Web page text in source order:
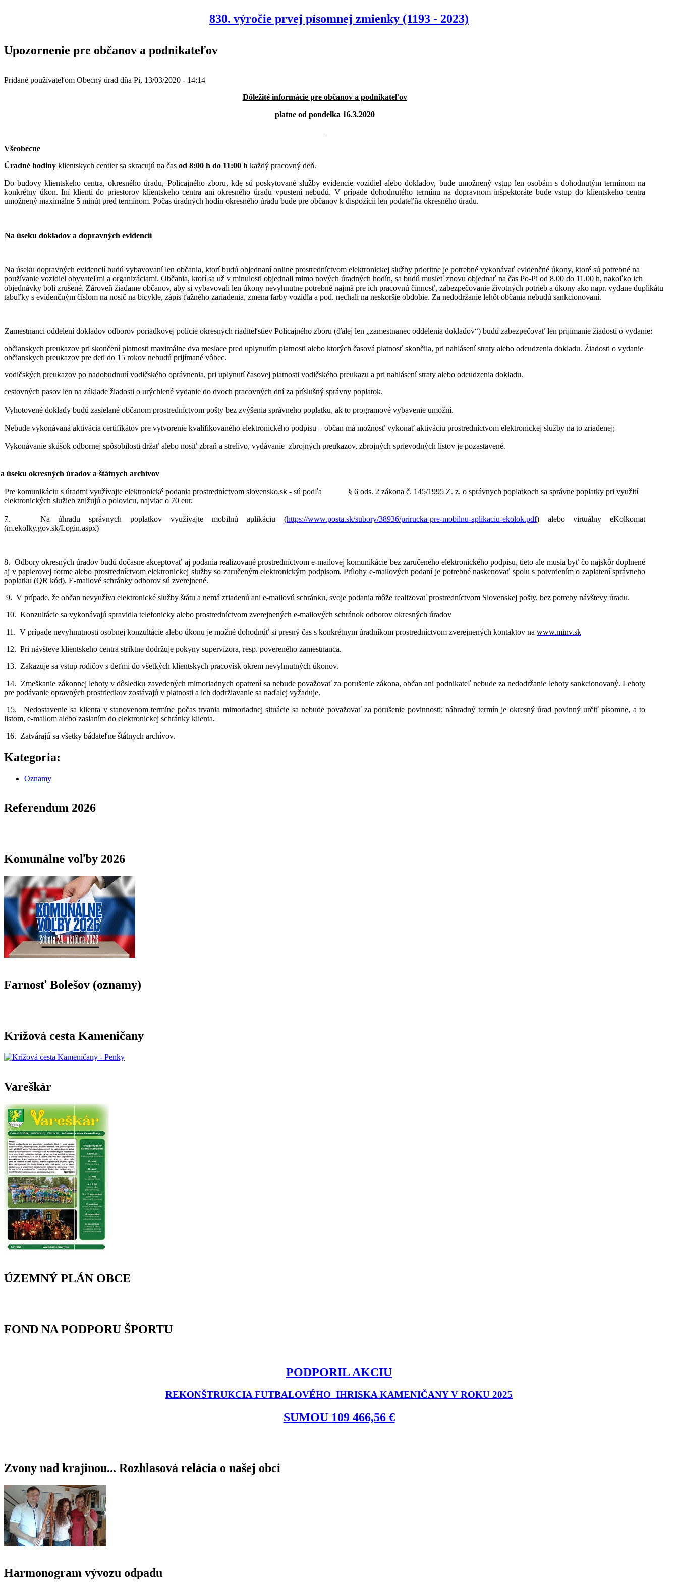
830. výročie prvej písomnej zmienky (1193 - 2023)
Upozornenie pre občanov a podnikateľov
Pridané používateľom Obecný úrad dňa Pi, 13/03/2020 - 14:14
Dôležité informácie pre občanov a podnikateľov
platne od pondelka 16.3.2020
Všeobecne
Úradné hodiny klientskych centier sa skracujú na čas od 8:00 h do 11:00 h každý pracovný deň.
Do budovy klientskeho centra, okresného úradu, Policajného zboru, kde sú poskytované služby evidencie vozidiel alebo dokladov, bude umožnený vstup len osobám s dohodnutým termínom na
konkrétny úkon. Iní klienti do priestorov klientskeho centra ani okresného úradu vpustení nebudú. V prípade dohodnutého termínu na dopravnom inšpektoráte bude vstup do klientskeho centra
umožnený maximálne 5 minút pred termínom. Počas úradných hodín okresného úradu bude pre občanov k dispozícii len podateľňa okresného úradu.
Na úseku dokladov a dopravných evidencií
Na úseku dopravných evidencií budú vybavovaní len občania, ktorí budú objednaní online prostredníctvom elektronickej služby prioritne je potrebné vykonávať evidenčné úkony, ktoré sú potrebné na
používanie vozidiel obyvateľmi a organizáciami. Občania, ktorí sa už v minulosti objednali mimo nových úradných hodín, sa budú musieť znovu objednať na čas Po-Pi od 8.00 do 11.00 h, nakoľko ich
objednávky boli zrušené. Zároveň žiadame občanov, aby si vybavovali len úkony nevyhnutne potrebné najmä pre ich pracovnú činnosť, zabezpečovanie životných potrieb a úkony ako napr. vydane duplikátu
tabuľky s evidenčným číslom na nosič na bicykle, zápis ťažného zariadenia, zmena farby vozidla a pod. nechali na neskoršie obdobie. Za nedodržanie lehôt občania nebudú sankcionovaní.
Zamestnanci oddelení dokladov odborov poriadkovej polície okresných riaditeľstiev Policajného zboru (ďalej len „zamestnanec oddelenia dokladov“) budú zabezpečovať len prijímanie žiadostí o vydanie:
občianskych preukazov pri skončení platnosti maximálne dva mesiace pred uplynutím platnosti alebo ktorých časová platnosť skončila, pri nahlásení straty alebo odcudzenia dokladu. Žiadosti o vydanie
občianskych preukazov pre deti do 15 rokov nebudú prijímané vôbec.
vodičských preukazov po nadobudnutí vodičského oprávnenia, pri uplynutí časovej platnosti vodičského preukazu a pri nahlásení straty alebo odcudzenia dokladu.
cestovných pasov len na základe žiadosti o urýchlené vydanie do dvoch pracovných dní za príslušný správny poplatok.
Vyhotovené doklady budú zasielané občanom prostredníctvom pošty bez zvýšenia správneho poplatku, ak to programové vybavenie umožní.
Nebude vykonávaná aktivácia certifikátov pre vytvorenie kvalifikovaného elektronického podpisu – občan má možnosť vykonať aktiváciu prostredníctvom elektronickej služby na to zriadenej;
Vykonávanie skúšok odbornej spôsobilosti držať alebo nosiť zbraň a strelivo, vydávanie zbrojných preukazov, zbrojných sprievodných listov je pozastavené.
úseku okresných úradov a štátnych archívov
Pre komunikáciu s úradmi využívajte elektronické podania prostredníctvom slovensko.sk -sú podľa
§ 6 ods. 2 zákona č. 145/1995 Z. z. o správnych poplatkoch sa správne poplatky pri využití
elektronických služieb znižujú o polovicu, najviac o 70 eur.
7. Na úhradu správnych poplatkov využívajte mobilnú aplikáciu (https://www.posta.sk/subory/38936/prirucka-pre-mobilnu-aplikaciu-ekolok.pdf) alebo virtuálny eKolkomat
(m.ekolky.gov.sk/Login.aspx)
8. Odbory okresných úradov budú dočasne akceptovať aj podania realizované prostredníctvom e-mailovej komunikácie bez zaručeného elektronického podpisu, tieto ale musia byť čo najskôr doplnené
aj v papierovej forme alebo prostredníctvom elektronickej služby so zaručeným elektronickým podpisom. Prílohy e-mailových podaní je potrebné naskenovať spolu s potvrdením o zaplatení správneho
poplatku (QR kód). E-mailové schránky odborov sú zverejnené.
9. V prípade, že občan nevyužíva elektronické služby štátu a nemá zriadenú ani e-mailovú schránku, svoje podania môže realizovať prostredníctvom Slovenskej pošty, bez potreby návštevy úradu.
10. Konzultácie sa vykonávajú spravidla telefonicky alebo prostredníctvom zverejnených e-mailových schránok odborov okresných úradov
11. V prípade nevyhnutnosti osobnej konzultácie alebo úkonu je možné dohodnúť si presný čas s konkrétnym úradníkom prostredníctvom zverejnených kontaktov na www.minv.sk
12. Pri návšteve klientskeho centra striktne dodržuje pokyny supervízora, resp. povereného zamestnanca.
13. Zakazuje sa vstup rodičov s deťmi do všetkých klientskych pracovísk okrem nevyhnutných úkonov.
14.
Zmeškanie zákonnej lehoty v dôsledku zavedených mimoriadnych opatrení sa nebude považovať za porušenie zákona, občan ani podnikateľ nebude za nedodržanie lehoty sankcionovaný. Lehoty
pre podávanie opravných prostriedkov zostávajú v platnosti a ich dodržiavanie sa naďalej vyžaduje.
15.
Nedostavenie sa klienta v stanovenom termíne počas trvania mimoriadnej situácie sa nebude považovať za porušenie povinnosti; náhradný termín je okresný úrad povinný určiť písomne, a to
listom, e-mailom alebo zaslaním do elektronickej schránky klienta.
16. Zatvárajú sa všetky bádateľne štátnych archívov.
Kategoria:
Oznamy
Referendum 2026
Komunálne voľby 2026
Farnosť Bolešov (oznamy)
Krížová cesta Kameničany
Vareškár
ÚZEMNÝ PLÁN OBCE
FOND NA PODPORU ŠPORTU
PODPORIL AKCIU
REKONŠTRUKCIA FUTBALOVÉHO IHRISKA KAMENIČANY V ROKU 2025
SUMOU 109 466,56 €
Zvony nad krajinou... Rozhlasová relácia o našej obci
Harmonogram vývozu odpadu